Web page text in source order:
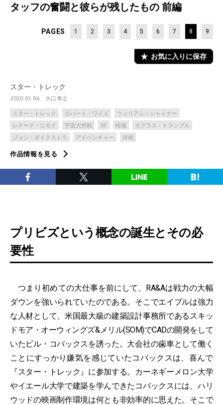
タッフの奮闘と彼らが残したもの 前編
PAGES 1 2 3 4 5 6 7 8 9
お気に入りに保存
スター・トレック
2020.01.06 大口孝之
スター・トレック ロバート・ワイズ
ウィリアム・シャトナー
レナード・ニモイ
宇宙大作戦 SF 特撮
ダグラス・トランブル
ジョン・ダイクストラ
アドベンチャー 洋画
作品情報を見る
プリビズという概念の誕生とその必
要性
つまり初めての大仕事を前にして、RA&Aは戦力の大幅
ダウンを強いられていたのである。そこでエイブルは強力
な人材として、米国最大級の建築設計事務所であるスキッ
ドモア・オーウィングズ&メリル(SOM)でCADの開発をして
いたビル・コバックスを誘った。大会社の歯車として働く
ことにすっかり嫌気を感じていたコバックスは、喜んで
『スター・トレック』に参加する。カーネギーメロン大学
やイエール大学で建築を学んできたコバックスには、ハリ
ウッドの映画制作環境は何とも非効率的に思えた。そこで